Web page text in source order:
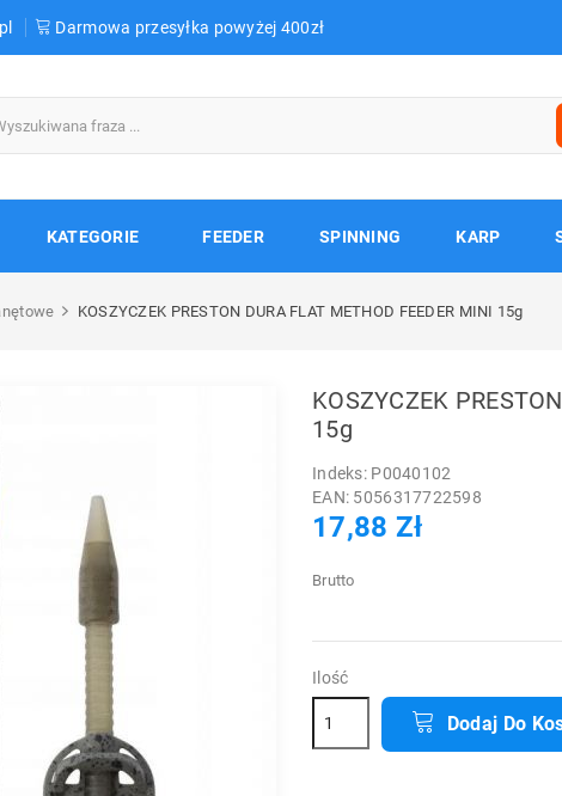
Darmowa przesyłka powyżej 400zł
KATEGORIE FEEDER SPINNING KARP
KOSZYCZEK PRESTON DURA FLAT METHOD FEEDER MINI 15g
KOSZYCZEK
15g
Indeks: P0040102
EAN: 5056317722598
17,88 Zł
Brutto
Ilość
Dodaj Do